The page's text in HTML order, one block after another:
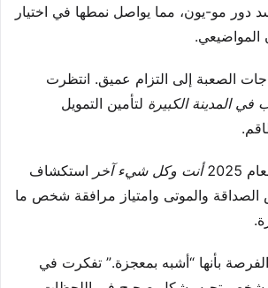
مو-يون، مما يواصل نمطها في اختيار
المواضيعي.
الصعبة إلى التزام عميق. انتظرت
في المدينة الكبيرة لتأمين التمويل
أنت وكل شيء آخر استكشاف
والموتى وامتياز مرافقة شخص ما
بأنها “أشبه بمعجزة.” تفكرت في